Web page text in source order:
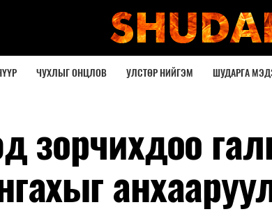
ЧУХЛЫГ ОНЦЛОВ УЛСТӨР НИЙГЭМ ШУДАРГА
зорчихдоо